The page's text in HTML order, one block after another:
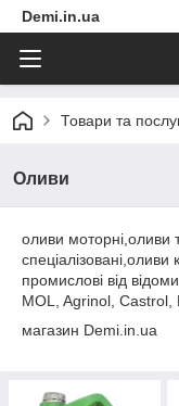
Demi.in.ua
Товари та
Оливи
оливи моторні,оливи
промислові від
MOL, Agrinol,
магазин Demi.in.ua